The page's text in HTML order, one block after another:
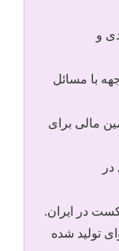
و
با مسائل
مالی برای
در ایران.
تولید شده